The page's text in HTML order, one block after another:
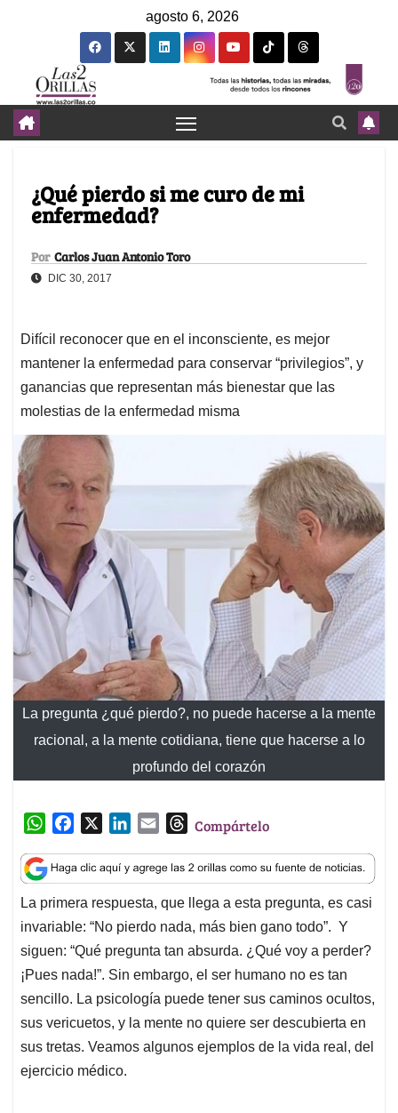
agosto 6, 2026
¿Qué pierdo si me curo de mi
enfermedad?
Por Carlos Juan Antonio Toro
DIC 30, 2017
Difícil reconocer que en el inconsciente, es mejor
mantener la enfermedad para conservar “privilegios”, y
ganancias que representan más bienestar que las
molestias de la enfermedad misma
La pregunta ¿qué pierdo?, no puede hacerse a la mente
racional, a la mente cotidiana, tiene que hacerse a lo
profundo del corazón
W
a
t
s
A
p
p
c
e
b
o
o
k
n
k
e
d
I
n
a
i
l
T
r
e
a
d
s
Compártelo
La primera respuesta, que llega a esta pregunta, es casi
invariable: “No pierdo nada, más bien gano todo”. Y
siguen: “Qué pregunta tan absurda. ¿Qué voy a perder?
¡Pues nada!”. Sin embargo, el ser humano no es tan
sencillo. La psicología puede tener sus caminos ocultos,
sus vericuetos, y la mente no quiere ser descubierta en
sus tretas. Veamos algunos ejemplos de la vida real, del
ejercicio médico.